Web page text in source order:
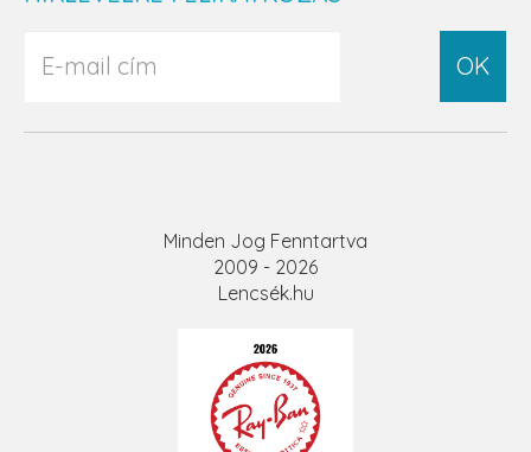
OK
Minden Jog Fenntartva
2009 - 2026
Lencsék.hu